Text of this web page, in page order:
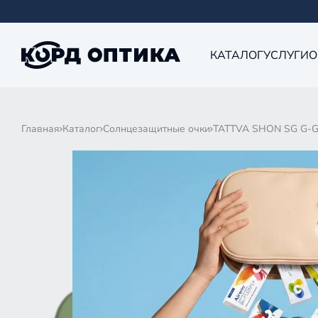
КАТАЛОГУСЛУГИ
Главная Каталог Солнцезащитные очки TATTVA SHON SG G-